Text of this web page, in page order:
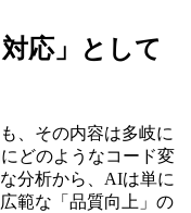
応」として
、その内容は多岐に
どのようなコード変
分析から、AIは単に
範な「品質向上」の